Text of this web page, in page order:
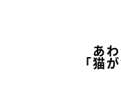
あ
「猫